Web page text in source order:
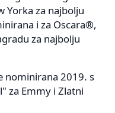
Yorka za najbolju
i za Oscara®,
za najbolju
nominirana 2019. s
za Emmy i Zlatni